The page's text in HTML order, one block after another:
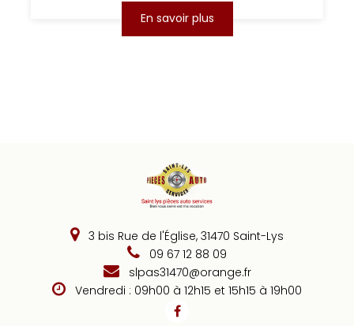
En savoir plus
3 bis Rue de l'Église, 31470 Saint-Lys
09 67 12 88 09
slpas31470@orange.fr
Vendredi : 09h00 à 12h15 et 15h15 à 19h00